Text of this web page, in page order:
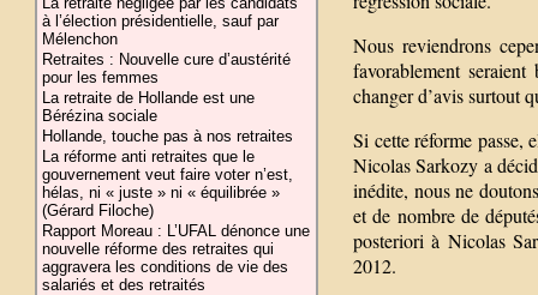
à l’élection présidentielle, sauf par
Mélenchon
Retraites : Nouvelle cure d’austérité
pour les femmes
La retraite de Hollande est une
Bérézina sociale
Hollande, touche pas à nos retraites
La réforme anti retraites que le
gouvernement veut faire voter n’est,
hélas, ni « juste » ni « équilibrée »
(Gérard Filoche)
Rapport Moreau : L’UFAL dénonce une
nouvelle réforme des retraites qui
aggravera les conditions de vie des
salariés et des retraités
Nous reviendrons
favorablement
changer d’avis surtout
Si cette réforme
Nicolas Sarkozy a
inédite, nous ne
et de nombre de
posteriori à Nicolas
2012.